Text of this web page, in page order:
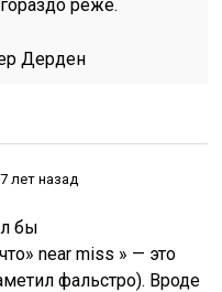
реже.
Дерден
лет назад
бы
near miss » — это
фальстро). Вроде